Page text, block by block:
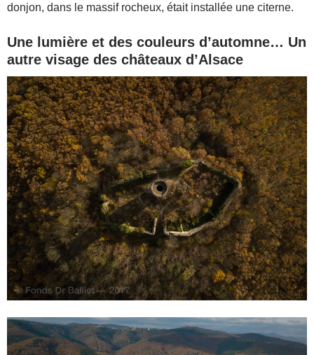
donjon, dans le massif rocheux, était installée une citerne.
Une lumière et des couleurs d’automne… Un
autre visage des châteaux d’Alsace